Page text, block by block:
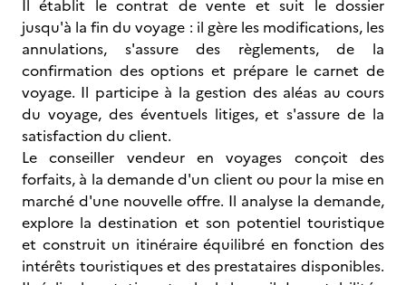
Il établit le contrat de vente et suit le dossier
jusqu'à la fin du voyage : il gère les modifications, les
annulations, s'assure des règlements, de la
confirmation des options et prépare le carnet de
voyage. Il participe à la gestion des aléas au cours
du voyage, des éventuels litiges, et s'assure de la
satisfaction du client.
Le conseiller vendeur en voyages conçoit des
forfaits, à la demande d'un client ou pour la mise en
marché d'une nouvelle offre. Il analyse la demande,
explore la destination et son potentiel touristique
et construit un itinéraire équilibré en fonction des
intérêts touristiques et des prestataires disponibles.